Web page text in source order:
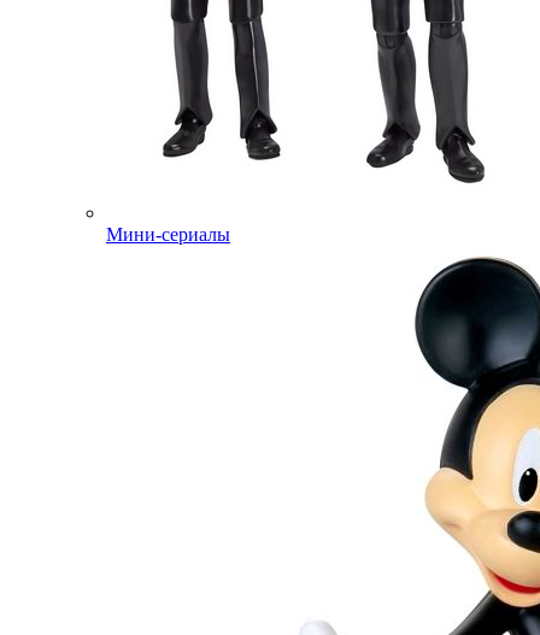
Мини-сериалы